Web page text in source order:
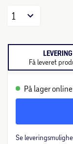
1
LEVERING
Få leveret
På lager
Se